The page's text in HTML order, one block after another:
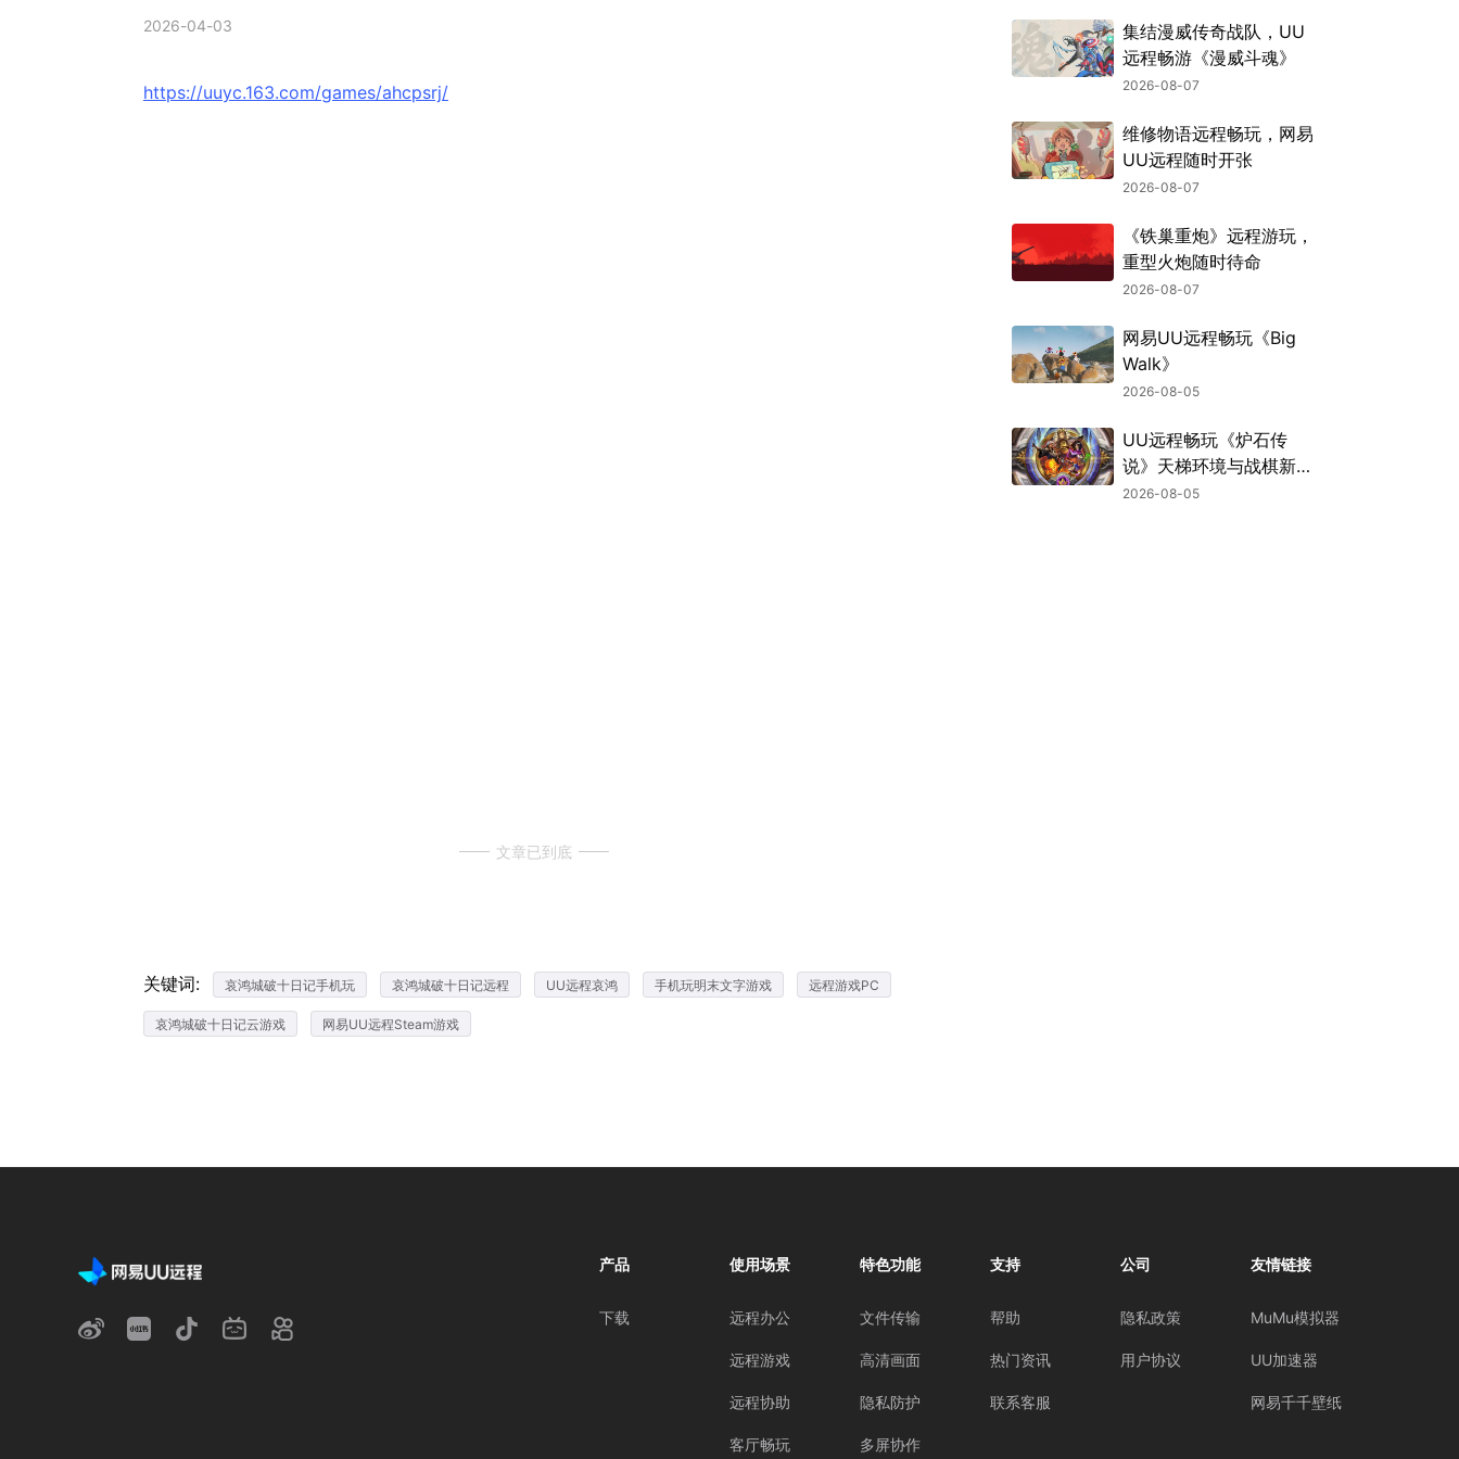
2026-04-03
https://uuyc.163.com/games/ahcpsrj/
文章已到底
关键词: 哀鸿城破十日记手机玩 哀鸿城破十日记远程 UU远程哀鸿 手机玩明末文字游戏 远程游戏PC
哀鸿城破十日记云游戏 网易UU远程Steam游戏
集结漫威传奇战队，UU
远程畅游《漫威斗魂》
2026-08-07
维修物语远程畅玩，网易
UU远程随时开张
2026-08-07
《铁巢重炮》远程游玩，
重型火炮随时待命
2026-08-07
网易UU远程畅玩《Big
Walk》
2026-08-05
UU远程畅玩《炉石传
说》天梯环境与战棋新机
制
2026-08-05
产品
下载
使用场景
远程办公
远程游戏
远程协助
客厅畅玩
特色功能
文件传输
高清画面
隐私防护
多屏协作
支持
帮助
热门资讯
联系客服
公司
隐私政策
用户协议
友情链接
MuMu模拟器
UU加速器
网易千千壁纸